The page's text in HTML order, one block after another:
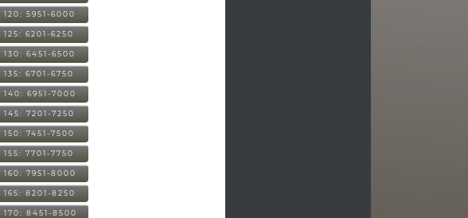
120: 5951-6000
125: 6201-6250
130: 6451-6500
135: 6701-6750
140: 6951-7000
145: 7201-7250
150: 7451-7500
155: 7701-7750
160: 7951-8000
165: 8201-8250
170: 8451-8500